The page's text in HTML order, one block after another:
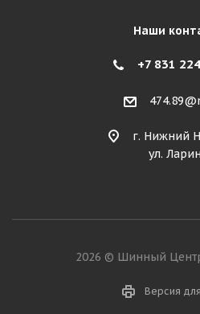
Наши
+7 831
г. Нижний
ул.
2026 © Шинный
Версия